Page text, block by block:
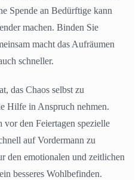
Spende an Bedürftige kann
machen. Binden Sie
macht das Aufräumen
schneller.
das Chaos selbst zu
Hilfe in Anspruch nehmen.
den Feiertagen spezielle
auf Vordermann zu
den emotionalen und zeitlichen
besseres Wohlbefinden.